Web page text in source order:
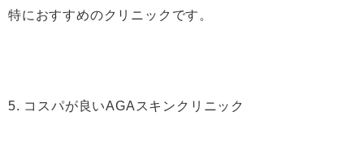
特におすすめのクリニックです。
5. コスパが良いAGAスキンクリニック